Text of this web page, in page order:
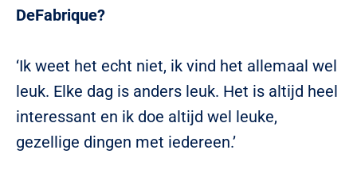
DeFabrique?
‘Ik weet het echt niet, ik vind het allemaal wel
leuk. Elke dag is anders leuk. Het is altijd heel
interessant en ik doe altijd wel leuke,
gezellige dingen met iedereen.’